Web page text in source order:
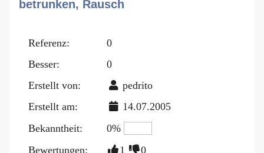
Forum
Blog
betrunken, Rausch
Referenz:
0
Besser:
0
Erstellt von:
pedrito
Erstellt am:
14.07.2005
Bekanntheit:
0%
Bewertungen:
1 0